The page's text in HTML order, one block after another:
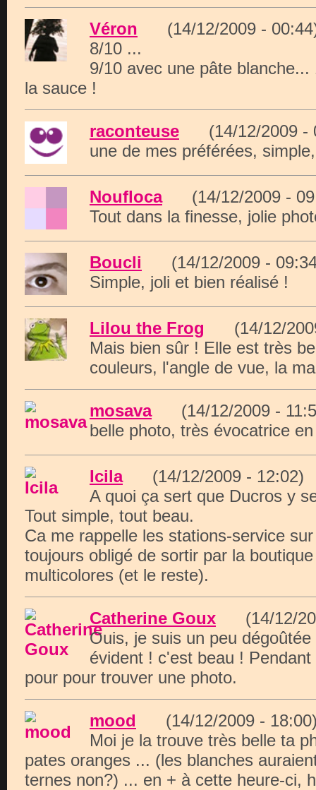
Véron (14/12/2009 -
8/10 ...
9/10 avec une pâte
la sauce !
raconteuse (14/12/2009
une de mes préférées,
Noufloca(14/12/2009 -
Tout dans la finesse, jolie
Boucli (14/12/2009 -
Simple, joli et bien réalisé !
Lilou the Frog (14/12/
Mais bien sûr ! Elle est très
couleurs, l'angle de vue, la
mosava(14/12/2009 -
belle photo, très évocatrice
Icila(14/12/2009 -
A quoi ça sert que Ducros y
Tout simple, tout beau.
Ca me rappelle les stations-service
toujours obligé de sortir par la
multicolores (et le reste).
Catherine Goux (14/12/
Ouis, je suis un peu
évident ! c'est beau !
pour pour trouver une photo.
mood (14/12/2009 -
Moi je la trouve très belle ta
pates oranges ... (les blanches
ternes non?) ... en + à cette heure-ci,